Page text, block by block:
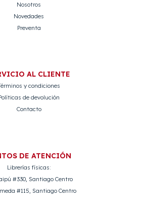
Nosotros
Novedades
Preventa
AL CLIENTE
y condiciones
de devolución
Contacto
DE ATENCIÓN
Librerías físicas:
#330, Santiago Centro
#115, Santiago Centro